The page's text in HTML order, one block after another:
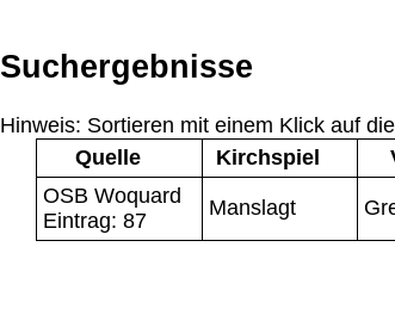
Suchergebnisse
Hinweis: Sortieren mit einem Klick auf
Quelle
Kirchspiel
OSB Woquard
Eintrag: 87
Manslagt